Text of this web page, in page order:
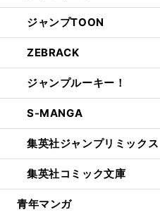
ジャンプTOON
ZEBRACK
ジャンプルーキー！
S-MANGA
集英社ジャンプリミックス
集英社コミック文庫
青年マンガ